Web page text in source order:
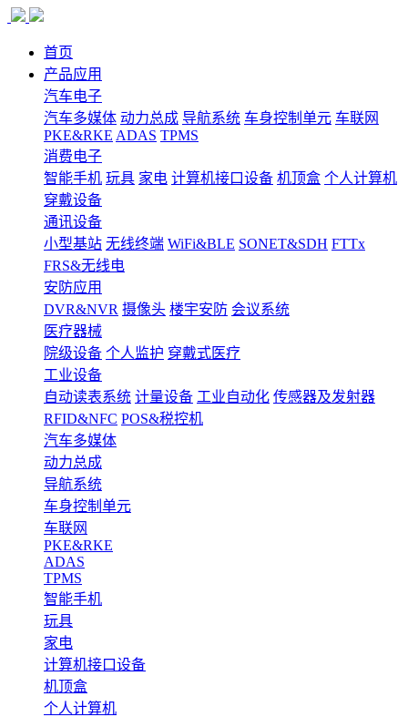
首页
产品应用
汽车电子
汽车多媒体 动力总成 导航系统 车身控制单元 车联网
PKE&RKE ADAS TPMS
消费电子
智能手机 玩具 家电 计算机接口设备 机顶盒 个人计算机
穿戴设备
通讯设备
小型基站 无线终端 WiFi&BLE SONET&SDH FTTx
FRS&无线电
安防应用
DVR&NVR 摄像头 楼宇安防 会议系统
医疗器械
院级设备 个人监护 穿戴式医疗
工业设备
自动读表系统 计量设备 工业自动化 传感器及发射器
RFID&NFC POS&税控机
汽车多媒体
动力总成
导航系统
车身控制单元
车联网
PKE&RKE
ADAS
TPMS
智能手机
玩具
家电
计算机接口设备
机顶盒
个人计算机